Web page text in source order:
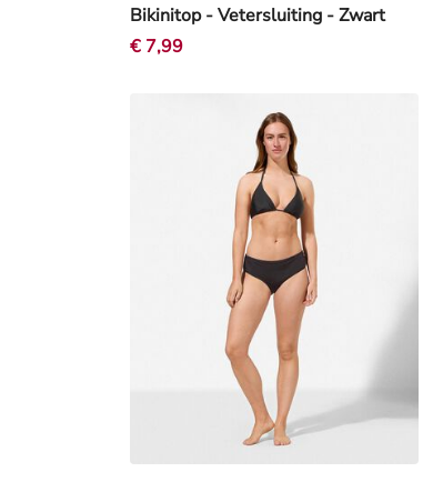
Bikinitop - Vetersluiting - Zwart
€ 7,99